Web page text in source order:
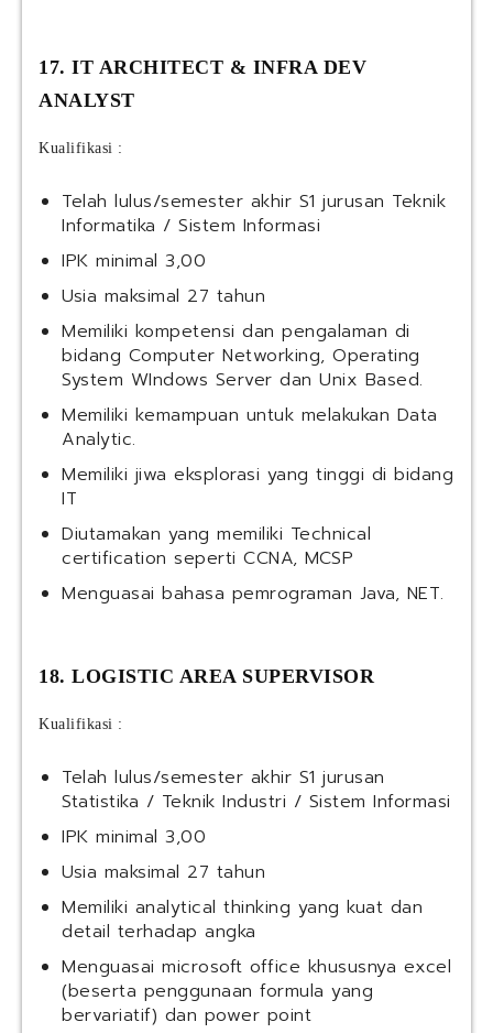
17. IT ARCHITECT & INFRA DEV
ANALYST
Kualifikasi :
Telah lulus/semester akhir S1 jurusan Teknik
Informatika / Sistem Informasi
IPK minimal 3,00
Usia maksimal 27 tahun
Memiliki kompetensi dan pengalaman di
bidang Computer Networking, Operating
System WIndows Server dan Unix Based.
Memiliki kemampuan untuk melakukan Data
Analytic.
Memiliki jiwa eksplorasi yang tinggi di bidang
IT
Diutamakan yang memiliki Technical
certification seperti CCNA, MCSP
Menguasai bahasa pemrograman Java, NET.
18. LOGISTIC AREA SUPERVISOR
Kualifikasi :
Telah lulus/semester akhir S1 jurusan
Statistika / Teknik Industri / Sistem Informasi
IPK minimal 3,00
Usia maksimal 27 tahun
Memiliki analytical thinking yang kuat dan
detail terhadap angka
Menguasai microsoft office khususnya excel
(beserta penggunaan formula yang
bervariatif) dan power point